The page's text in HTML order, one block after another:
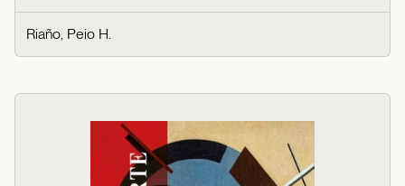
Riaño, Peio H.